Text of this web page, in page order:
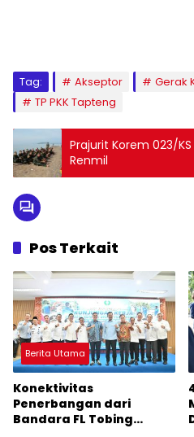
Tag: Akseptor Gerak
TP PKK Tapteng
Prajurit Korem 023/
Renmil
Pos Terkait
Berita Utama
Konektivitas
Penerbangan dari
Bandara FL Tobing